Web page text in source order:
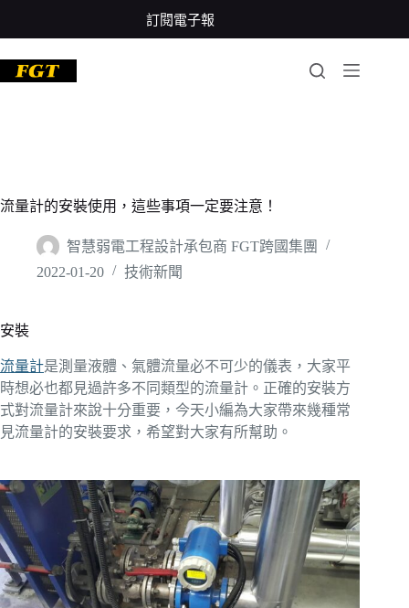
訂閱電子報
流量計的安裝使用，這些事項一定要注意！
智慧弱電工程設計承包商 FGT跨國集團
2022-01-20
技術新聞
安裝
流量計是測量液體、氣體流量必不可少的儀表，大家平
時想必也都見過許多不同類型的流量計。正確的安裝方
式對流量計來說十分重要，今天小編為大家帶來幾種常
見流量計的安裝要求，希望對大家有所幫助。